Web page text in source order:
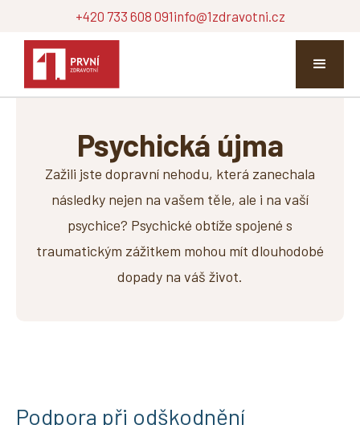
+420 733 608 091info@1zdravotni.cz
Psychická újma
Zažili jste dopravní nehodu, která zanechala
následky nejen na vašem těle, ale i na vaší
psychice? Psychické obtíže spojené s
traumatickým zážitkem mohou mít dlouhodobé
dopady na váš život.
Podpora při odškodnění